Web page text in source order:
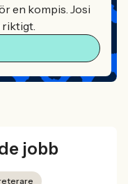
en kompis. Josi
jobb